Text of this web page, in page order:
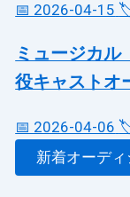
📅 2026-04-15
ミュージカル
役キャストオ
📅 2026-04-06
新着オーデ